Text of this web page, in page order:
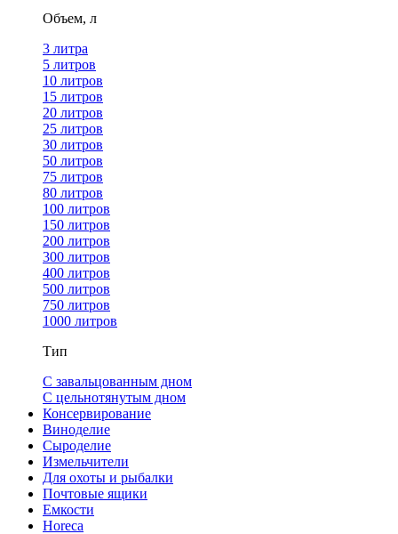
Объем, л
3 литра
5 литров
10 литров
15 литров
20 литров
25 литров
30 литров
50 литров
75 литров
80 литров
100 литров
150 литров
200 литров
300 литров
400 литров
500 литров
750 литров
1000 литров
Тип
С завальцованным дном
С цельнотянутым дном
Консервирование
Виноделие
Сыроделие
Измельчители
Для охоты и рыбалки
Почтовые ящики
Емкости
Horeca